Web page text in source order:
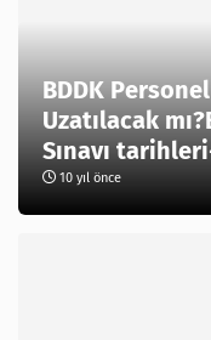
BDDK
Uzatılacak
Sınavı
10 yıl önce